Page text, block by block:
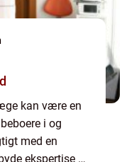
kan være en
i og
med en
ekspertise og